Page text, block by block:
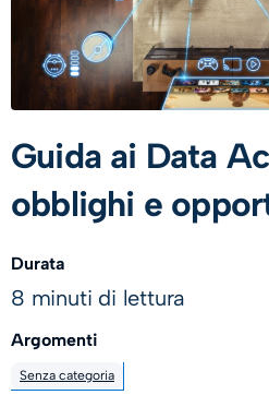
Guida ai Data
obblighi e
Durata
8 minuti di lettura
Argomenti
Senza categoria